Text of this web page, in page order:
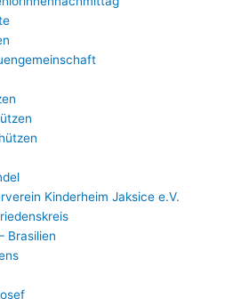
Kinderheim Jaksice e.V.
Brasilien